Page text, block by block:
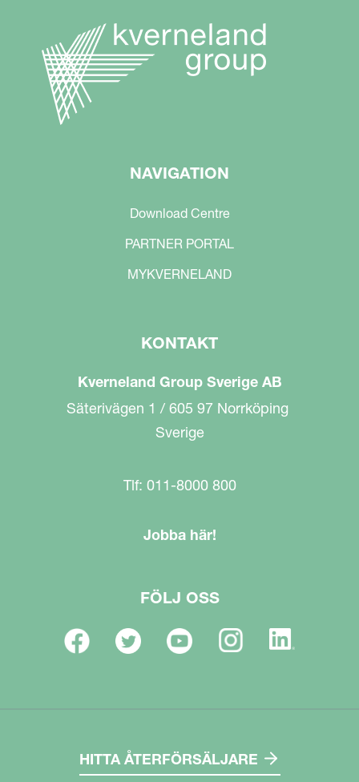
NAVIGATION
Download Centre
PARTNER PORTAL
MYKVERNELAND
KONTAKT
Kverneland Group Sverige AB
Säterivägen 1 / 605 97 Norrköping
Sverige
Tlf: 011-8000 800
Jobba här!
FÖLJ OSS
HITTA ÅTERFÖRSÄLJARE